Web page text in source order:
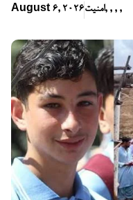
August 6, 2026امنیت, , , ,